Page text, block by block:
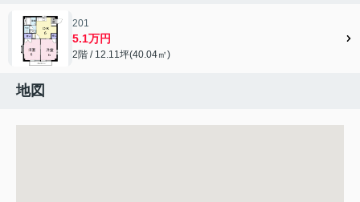
201
5.1万円
2階 / 12.11坪(40.04㎡)
地図